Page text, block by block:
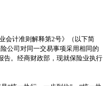
计准则解释第2号》（以下简
公司对同一交易事项采用相同的
告。经商财政部，现就保险业执行